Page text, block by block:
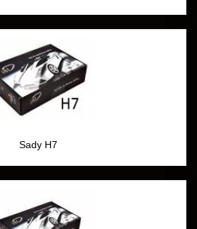
Sady H7